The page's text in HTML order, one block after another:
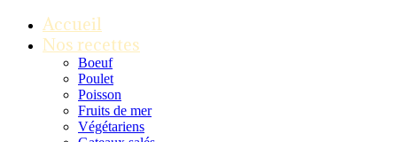
Accueil
Nos recettes
Boeuf
Poulet
Poisson
Fruits de mer
Végétariens